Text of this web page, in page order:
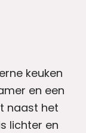
keuken
en een
naast het
lichter en